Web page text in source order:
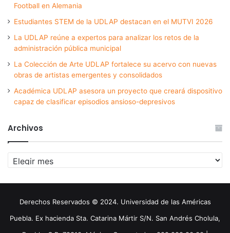
Football en Alemania
Estudiantes STEM de la UDLAP destacan en el MUTVI 2026
La UDLAP reúne a expertos para analizar los retos de la
administración pública municipal
La Colección de Arte UDLAP fortalece su acervo con nuevas
obras de artistas emergentes y consolidados
Académica UDLAP asesora un proyecto que creará dispositivo
capaz de clasificar episodios ansioso-depresivos
Archivos
Archivos
Derechos Reservados © 2024. Universidad de las Américas
Puebla. Ex hacienda Sta. Catarina Mártir S/N. San Andrés Cholula,